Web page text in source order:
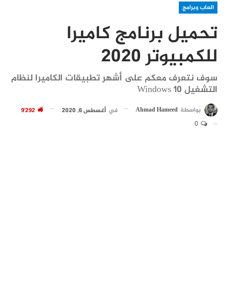
العاب وبرامج
تحميل برنامج كاميرا
للكمبيوتر 2020
سوف نتعرف معكم على أشهر تطبيقات الكاميرا لنظام
التشغيل Windows 10
بواسطة Ahmad Hameed في أغسطس 6, 2020